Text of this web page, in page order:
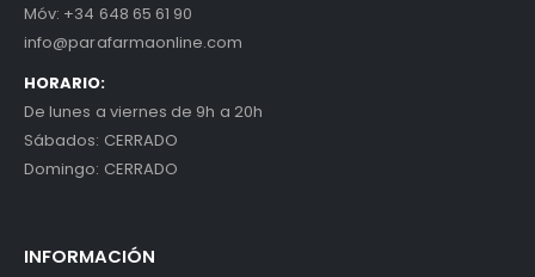
Móv: +34 648 65 61 90
info@parafarmaonline.com
HORARIO:
De lunes a viernes de 9h a 20h
Sábados: CERRADO
Domingo: CERRADO
INFORMACIÓN